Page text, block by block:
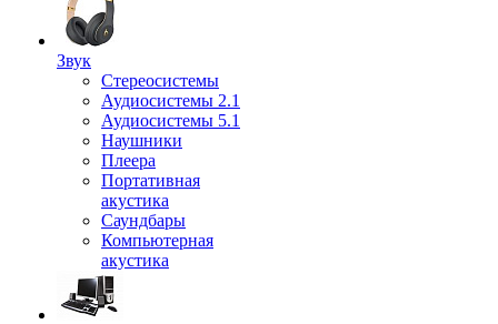
Звук
Стереосистемы
Аудиосистемы 2.1
Аудиосистемы 5.1
Наушники
Плеера
Портативная
акустика
Саундбары
Компьютерная
акустика